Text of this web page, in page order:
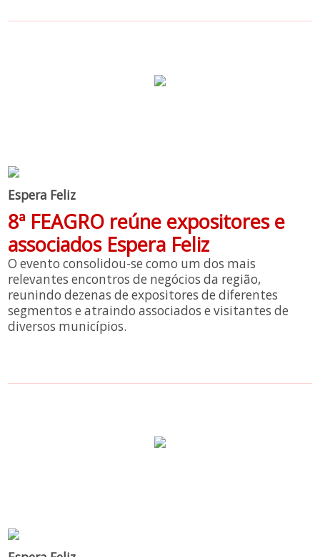
Espera Feliz
8ª FEAGRO reúne expositores e
associados Espera Feliz
O evento consolidou-se como um dos mais
relevantes encontros de negócios da região,
reunindo dezenas de expositores de diferentes
segmentos e atraindo associados e visitantes de
diversos municípios.